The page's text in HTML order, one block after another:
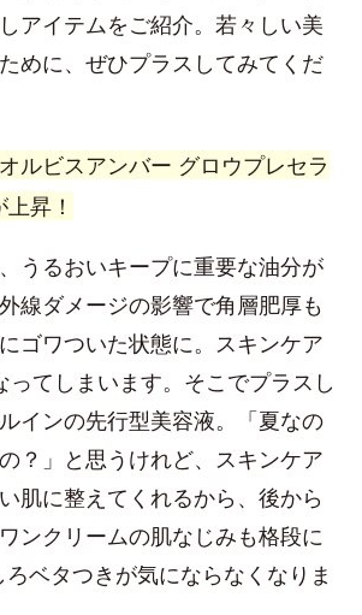
アイテムをご紹介。若々しい美
めに、ぜひプラスしてみてくだ
ルビスアンバー グロウプレセラ
昇！
うるおいキープに重要な油分が
線ダメージの影響で角層肥厚も
ゴワついた状態に。スキンケア
てしまいます。そこでプラスし
インの先行型美容液。「夏なの
？」と思うけれど、スキンケア
肌に整えてくれるから、後から
ンクリームの肌なじみも格段に
ベタつきが気にならなくなりま